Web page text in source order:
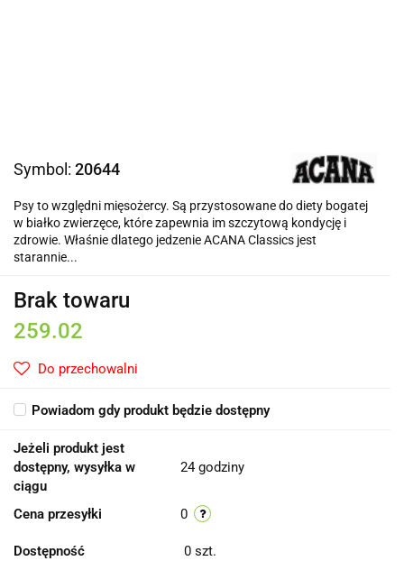
Symbol: 20644
Psy to względni mięsożercy. Są przystosowane do diety bogatej
w białko zwierzęce, które zapewnia im szczytową kondycję i
zdrowie. Właśnie dlatego jedzenie ACANA Classics jest
starannie...
Brak towaru
259.02
Do przechowalni
Powiadom gdy produkt będzie dostępny
Jeżeli produkt jest
dostępny, wysyłka w
ciągu
24 godziny
Cena przesyłki 0
Dostępność 0 szt.